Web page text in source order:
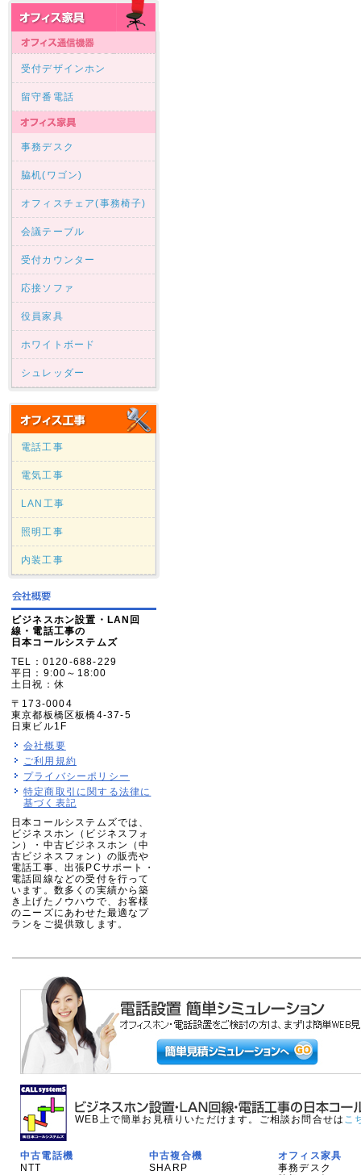
受付デザインホン
留守番電話
事務デスク
脇机(ワゴン)
オフィスチェア(事務椅子)
会議テーブル
受付カウンター
応接ソファ
役員家具
ホワイトボード
シュレッダー
電話工事
電気工事
LAN工事
照明工事
内装工事
ビジネスホン設置・LAN回
線・電話工事の
日本コールシステムズ
TEL：0120-688-229
平日：9:00～18:00
土日祝：休
〒173-0004
東京都板橋区板橋4-37-5
日東ビル1F
会社概要
ご利用規約
プライバシーポリシー
特定商取引に関する法律に
基づく表記
日本コールシステムズでは、
ビジネスホン（ビジネスフォ
ン）・中古ビジネスホン（中
古ビジネスフォン）の販売や
電話工事、出張PCサポート・
電話回線などの受付を行って
います。数多くの実績から築
き上げたノウハウで、お客様
のニーズにあわせた最適なプ
ランをご提供致します。
WEB上で簡単お見積りいただけます。ご相談お問合せは こ
中古電話機
NTT
中古複合機
SHARP
オフィス家具
事務デスク